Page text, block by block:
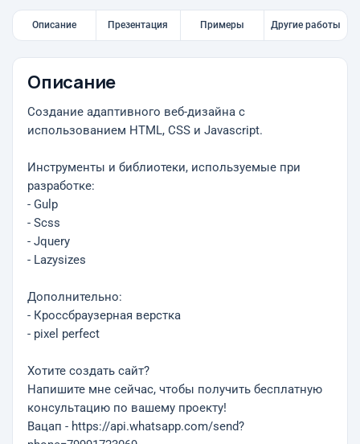
Описание Презентация Примеры Другие работы
Описание
Создание адаптивного веб-дизайна с
использованием HTML, CSS и Javascript.
Инструменты и библиотеки, используемые при
разработке:
- Gulp
- Scss
- Jquery
- Lazysizes
Дополнительно:
- Кроссбраузерная верстка
- pixel perfect
Хотите создать сайт?
Напишите мне сейчас, чтобы получить бесплатную
консультацию по вашему проекту!
Вацап - https://api.whatsapp.com/send?